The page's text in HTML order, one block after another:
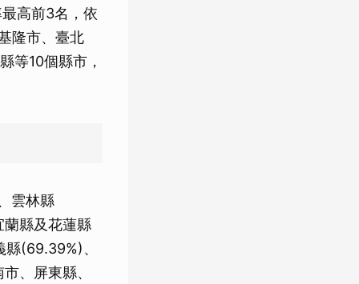
高前3名，依
隆市、臺北
等10個縣市，
雲林縣
縣及花蓮縣
(69.39%)、
、屏東縣、